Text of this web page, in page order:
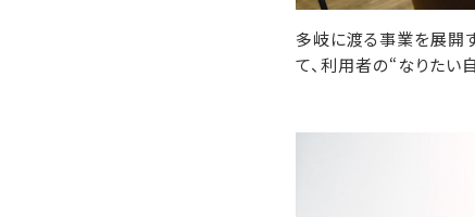
多岐に渡る事業を展開
て、利用者の“なりたい